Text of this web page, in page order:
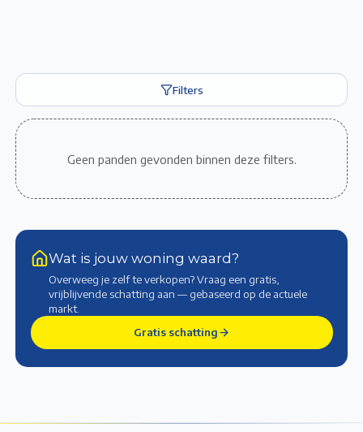
Filters
Geen panden gevonden binnen deze filters.
Wat is jouw woning waard?
Overweeg je zelf te verkopen? Vraag een gratis,
vrijblijvende schatting aan — gebaseerd op de actuele
markt.
Gratis schatting